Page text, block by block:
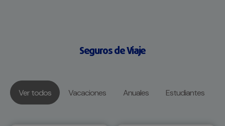
Seguros de Viaje
Ver todos Vacaciones Anuales Estudiantes